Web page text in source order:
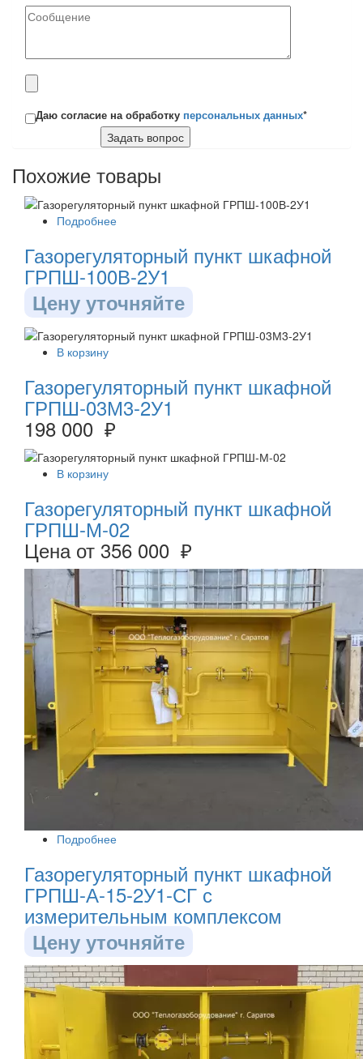
Даю согласие на обработку персональных данных*
Похожие товары
Подробнее
Газорегуляторный пункт шкафной
ГРПШ-100В-2У1
Цену уточняйте
В корзину
Газорегуляторный пункт шкафной
ГРПШ-03М3-2У1
198 000 ₽
В корзину
Газорегуляторный пункт шкафной
ГРПШ-М-02
Цена от 356 000 ₽
Подробнее
Газорегуляторный пункт шкафной
ГРПШ-А-15-2У1-СГ с
измерительным комплексом
Цену уточняйте